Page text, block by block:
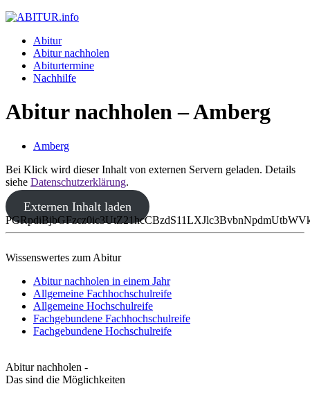
Abitur
Abitur nachholen
Abiturtermine
Nachhilfe
Abitur nachholen – Amberg
Amberg
Bei Klick wird dieser Inhalt von externen Servern geladen. Details
siehe Datenschutzerklärung.
Externen Inhalt laden
Wissenswertes zum Abitur
Abitur nachholen in einem Jahr
Allgemeine Fachhochschulreife
Allgemeine Hochschulreife
Fachgebundene Fachhochschulreife
Fachgebundene Hochschulreife
Abitur nachholen -
Das sind die Möglichkeiten